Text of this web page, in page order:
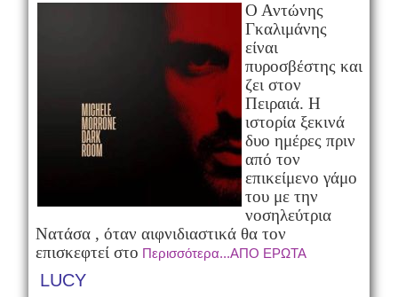
Ο Αντώνης
Γκαλιμάνης
είναι
πυροσβέστης και
ζει στον
Πειραιά. Η
ιστορία ξεκινά
δυο ημέρες πριν
από τον
επικείμενο γάμο
του με την
νοσηλεύτρια
Νατάσα , όταν αιφνιδιαστικά θα τον
επισκεφτεί στο Περισσότερα...ΑΠΟ ΕΡΩΤΑ
LUCY